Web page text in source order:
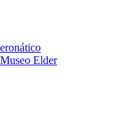
Elder